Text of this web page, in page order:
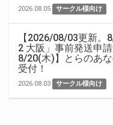
2026.08.05 サークル様向け
【2026/08/03更新。
2 大阪」事前発送申
8/20(木)】とらのあ
受付！
2026.08.03 サークル様向け